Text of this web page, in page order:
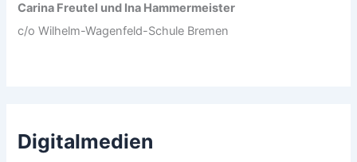
Carina Freutel und Ina Hammermeister
c/o Wilhelm-Wagenfeld-Schule Bremen
Digitalmedien